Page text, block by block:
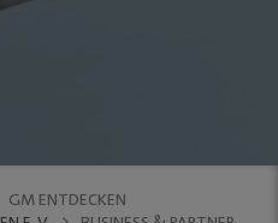
GM ENTDECKEN